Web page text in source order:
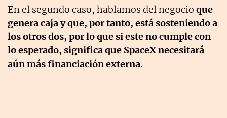
En el segundo caso, hablamos del negocio que
genera caja y que, por tanto, está sosteniendo a
los otros dos, por lo que si este no cumple con
lo esperado, significa que SpaceX necesitará
aún más financiación externa.